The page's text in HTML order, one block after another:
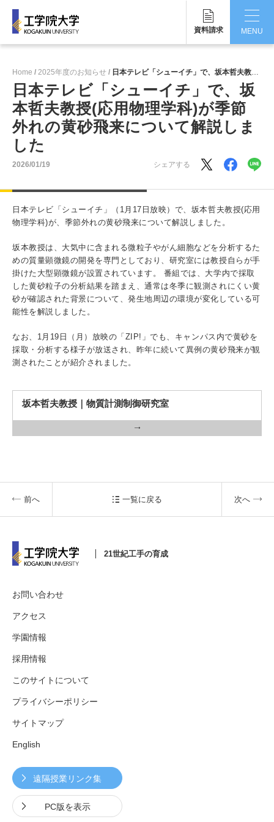
資料請求
MENU
工学院大学について
学部・大学院
学生生活
国際交流・留学
研究・産学連携
就職・キャリア
キャンパス
入試情報
受験生の方
一般・企業の方 寄付・ご支援 アクセス
Pick Up
3. #KUTE VOICE エンジニアリーダーたちの声
4. 航空理工学専攻特設サイト
5. 遠隔授業リンク集
Home 2025年度のお知らせ 日本テレビ「シューイチ」で、坂本哲夫教授(応用物理学科)が季節外れの黄砂飛来について解説しました
日本テレビ「シューイチ」で、坂
本哲夫教授(応用物理学科)が季節
外れの黄砂飛来について解説しま
した
2026/01/19 シェアする
日本テレビ「シューイチ」（1月17日放映）で、坂本哲夫教授(応用
物理学科)が、季節外れの黄砂飛来について解説しました。
坂本教授は、大気中に含まれる微粒子やがん細胞などを分析するた
めの質量顕微鏡の開発を専門としており、研究室には教授自らが手
掛けた大型顕微鏡が設置されています。 番組では、大学内で採取
した黄砂粒子の分析結果を踏まえ、通常は冬季に観測されにくい黄
砂が確認された背景について、発生地周辺の環境が変化している可
能性を解説しました。
なお、1月19日（月）放映の「ZIP!」でも、キャンパス内で黄砂を
採取・分析する様子が放送され、昨年に続いて異例の黄砂飛来が観
測されたことが紹介されました。
坂本哲夫教授｜物質計測制御研究室
前へ 一覧に戻る 次へ
21世紀工手の育成
お問い合わせ
アクセス
学園情報
採用情報
このサイトについて
プライバシーポリシー
サイトマップ
English
遠隔授業リンク集
PC版を表示